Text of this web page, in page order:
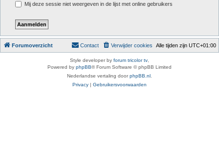
Mij deze sessie niet weergeven in de lijst met online gebruikers
Forumoverzicht Alle tijden zijn UTC+01:00
Verwijder cookies
Contact
Style developer by forum tricolor tv,
Powered by phpBB® Forum Software © phpBB Limited
Nederlandse vertaling doorphpBB.nl.
Privacy | Gebruikersvoorwaarden